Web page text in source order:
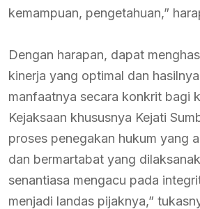
kemampuan, pengetahuan,”
Dengan harapan, dapat
kinerja yang optimal dan
manfaatnya secara konkrit bagi
Kejaksaan khususnya Kejati
proses penegakan hukum yang
dan bermartabat yang
senantiasa mengacu pada
menjadi landas pijaknya,”